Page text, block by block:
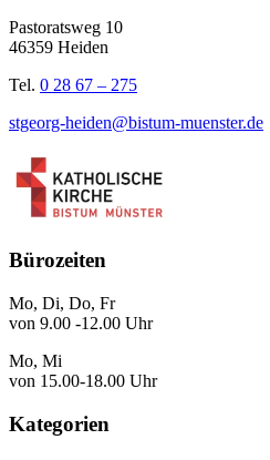
Pastoratsweg 10
46359 Heiden
Tel. 0 28 67 – 275
stgeorg-heiden@bistum-muenster.de
Bürozeiten
Mo, Di, Do, Fr
von 9.00 -12.00 Uhr
Mo, Mi
von 15.00-18.00 Uhr
Kategorien